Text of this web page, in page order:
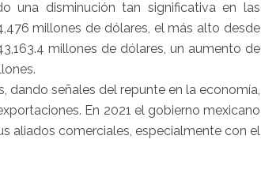
una disminución tan significativa en las
millones de dólares, el más alto desde
millones de dólares, un aumento de
dando señales del repunte en la economía,
En 2021 el gobierno mexicano
aliados comerciales, especialmente con el